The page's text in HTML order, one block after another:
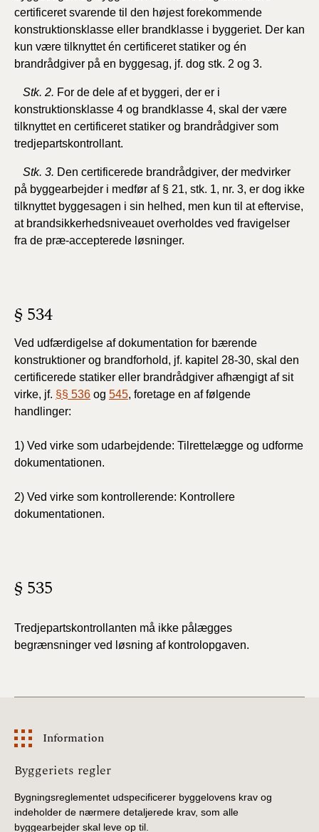
certificeret svarende til den højest forekommende
konstruktionsklasse eller brandklasse i byggeriet. Der kan
kun være tilknyttet én certificeret statiker og én
brandrådgiver på en byggesag, jf. dog stk. 2 og 3.
Stk. 2. For de dele af et byggeri, der er i
konstruktionsklasse 4 og brandklasse 4, skal der være
tilknyttet en certificeret statiker og brandrådgiver som
tredjepartskontrollant.
Stk. 3. Den certificerede brandrådgiver, der medvirker
på byggearbejder i medfør af § 21, stk. 1, nr. 3, er dog ikke
tilknyttet byggesagen i sin helhed, men kun til at eftervise,
at brandsikkerhedsniveauet overholdes ved fravigelser
fra de præ-accepterede løsninger.
§ 534
Ved udfærdigelse af dokumentation for bærende
konstruktioner og brandforhold, jf. kapitel 28-30, skal den
certificerede statiker eller brandrådgiver afhængigt af sit
virke, jf. §§ 536 og 545, foretage en af følgende
handlinger:
1) Ved virke som udarbejdende: Tilrettelægge og udforme
dokumentationen.
2) Ved virke som kontrollerende: Kontrollere
dokumentationen.
§ 535
Tredjepartskontrollanten må ikke pålægges
begrænsninger ved løsning af kontrolopgaven.
Information
Information
Byggeriets regler
Bygningsreglementet udspecificerer byggelovens krav og
indeholder de nærmere detaljerede krav, som alle
byggearbejder skal leve op til.